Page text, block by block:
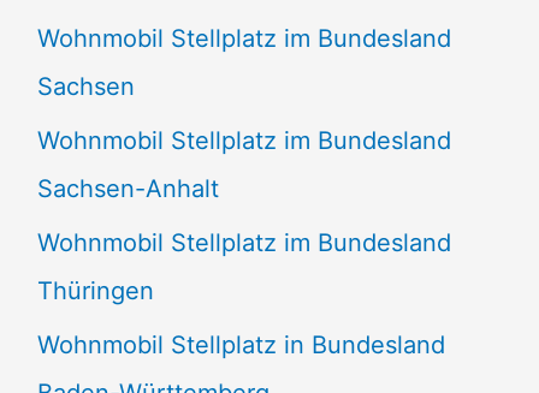
Wohnmobil Stellplatz im Bundesland
Sachsen
Wohnmobil Stellplatz im Bundesland
Sachsen-Anhalt
Wohnmobil Stellplatz im Bundesland
Thüringen
Wohnmobil Stellplatz in Bundesland